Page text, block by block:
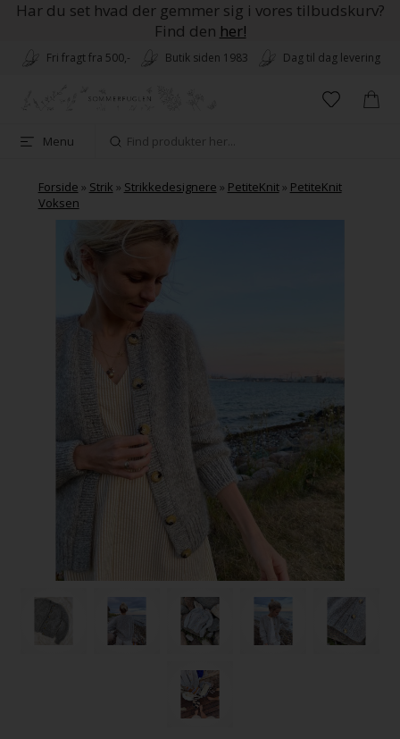
Har du set hvad der gemmer sig i vores tilbudskurv?
Find den her!
Fri fragt fra 500,- Butik siden 1983 Dag til dag levering
Menu
Forside » Strik » Strikkedesignere » PetiteKnit» PetiteKnit
Voksen